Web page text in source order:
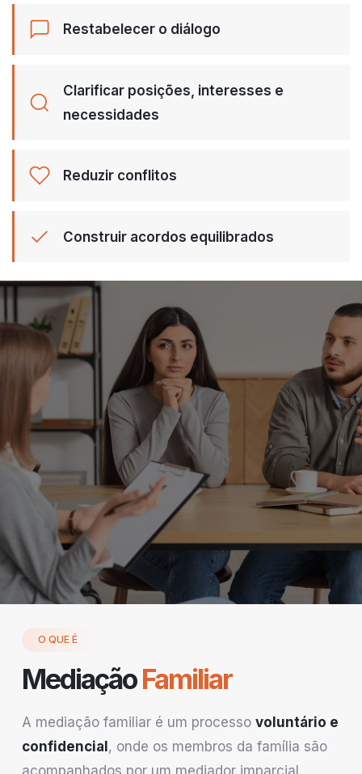
Restabelecer o diálogo
Clarificar posições, interesses e
necessidades
Reduzir conflitos
Construir acordos equilibrados
O QUE É
MediaçãoFamiliar
A mediação familiar é um processo voluntário e
confidencial, onde os membros da família são
acompanhados por um mediador imparcial.